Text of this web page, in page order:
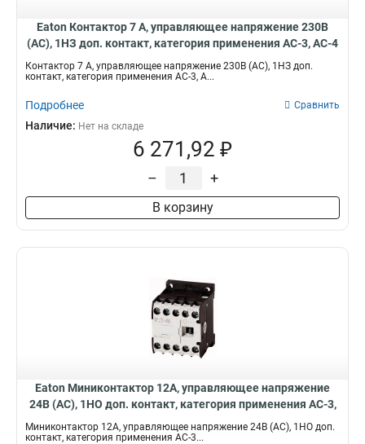
Eaton Контактор 7 А, управляющее напряжение 230В
(АС), 1НЗ доп. контакт, категория применения AC-3, AC-4
DILM7-01(230V50HZ,240V60HZ)
Контактор 7 А, управляющее напряжение 230В (АС), 1НЗ доп.
контакт, категория применения AC-3, A...
Подробнее Сравнить
Наличие: Нет на складе
6 271,92 ₽
– +
В корзину
Eaton Миниконтактор 12А, управляющее напряжение
24В (AC), 1НO доп. контакт, категория применения AC-3,
АС4 DILEM12-10(24V50Hz)
Миниконтактор 12А, управляющее напряжение 24В (AC), 1НO доп.
контакт, категория применения AC-3...